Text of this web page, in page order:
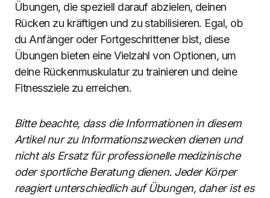
Übungen, die speziell darauf abzielen, deinen
Rücken zu kräftigen und zu stabilisieren. Egal, ob
du Anfänger oder Fortgeschrittener bist, diese
Übungen bieten eine Vielzahl von Optionen, um
deine Rückenmuskulatur zu trainieren und deine
Fitnessziele zu erreichen.
Bitte beachte, dass die Informationen in diesem
Artikel nur zu Informationszwecken dienen und
nicht als Ersatz für professionelle medizinische
oder sportliche Beratung dienen. Jeder Körper
reagiert unterschiedlich auf Übungen, daher ist es